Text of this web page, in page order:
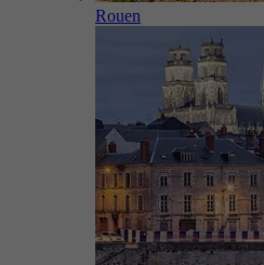
Rouen